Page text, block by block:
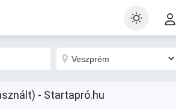
- Startapró.hu